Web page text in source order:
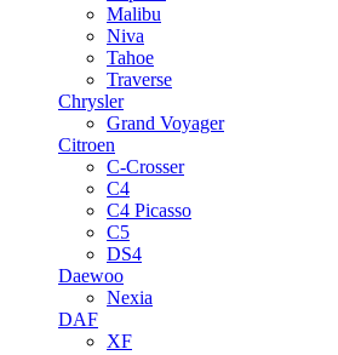
Malibu
Niva
Tahoe
Traverse
Chrysler
Grand Voyager
Citroen
C-Crosser
C4
C4 Picasso
C5
DS4
Daewoo
Nexia
DAF
XF